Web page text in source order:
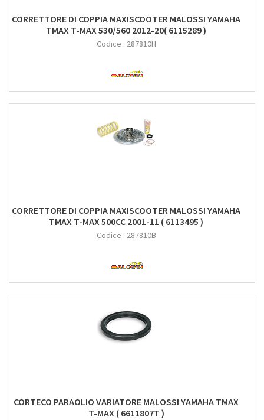
CORRETTORE DI COPPIA MAXISCOOTER MALOSSI YAMAHA
TMAX T-MAX 530/560 2012-20( 6115289 )
Codice : 287810H
CORRETTORE DI COPPIA MAXISCOOTER MALOSSI YAMAHA
TMAX T-MAX 500CC 2001-11 ( 6113495 )
Codice : 287810B
CORTECO PARAOLIO VARIATORE MALOSSI YAMAHA TMAX
T-MAX ( 6611807T )